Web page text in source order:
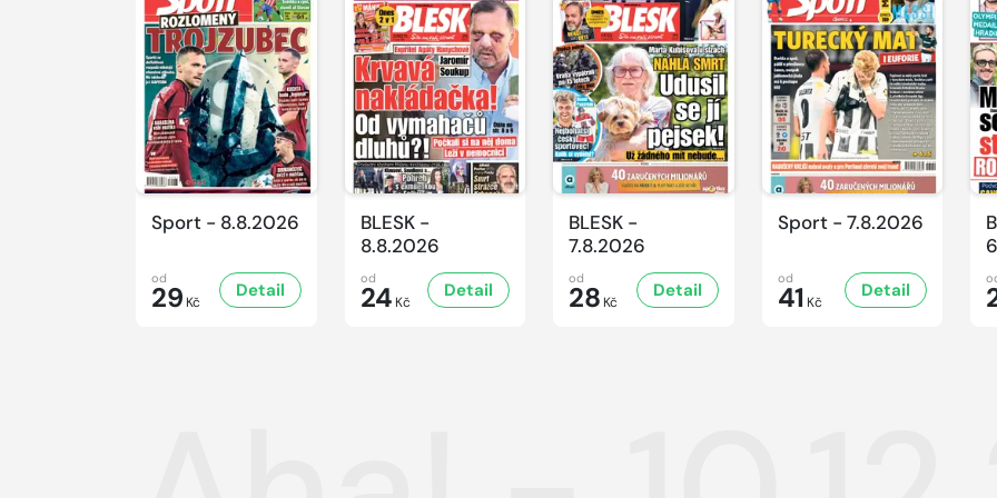
Sport - 8.8.2026
od
29 Kč
Detail
BLESK -
8.8.2026
od
24 Kč
Detail
BLESK -
7.8.2026
od
28 Kč
Detail
Sport - 7.8.2026
od
41 Kč
Detail